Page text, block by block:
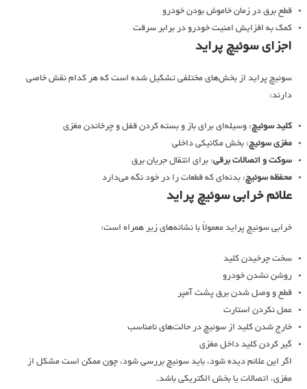
قطع برق در زمان خاموش بودن خودرو
کمک به افزایش امنیت خودرو در برابر سرقت
اجزای سوئیچ پراید
سوئیچ پراید از بخش‌های مختلفی تشکیل شده است که هر کدام نقش خاصی
دارند:
کلید سوئیچ: وسیله‌ای برای باز و بسته کردن قفل و چرخاندن مغزی
مغزی سوئیچ: بخش مکانیکی داخلی
سوکت و اتصالات برقی: برای انتقال جریان برق
محفظه سوئیچ: بدنه‌ای که قطعات را در خود نگه می‌دارد
علائم خرابی سوئیچ پراید
خرابی سوئیچ پراید معمولاً با نشانه‌های زیر همراه است:
سخت چرخیدن کلید
روشن نشدن خودرو
قطع و وصل شدن برق پشت آمپر
عمل نکردن استارت
خارج شدن کلید از سوئیچ در حالت‌های نامناسب
گیر کردن کلید داخل مغزی
اگر این علائم دیده شود، باید سوئیچ بررسی شود، چون ممکن است مشکل از
مغزی، اتصالات یا بخش الکتریکی باشد.